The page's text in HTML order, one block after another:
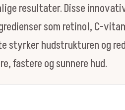
resultater. Disse
som retinol, C-
styrker hudstrukturen og
fastere og sunnere hud.